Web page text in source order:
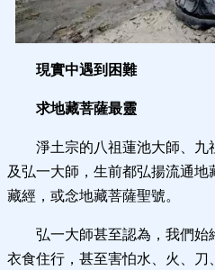
現實中遇到困難
求地藏菩薩最靈
淨土宗的八祖蓮池大師、九
及弘一大師，生前都弘揚流通
藏經，或念地藏菩薩聖號。
弘一大師甚至認為，我們
衣食住行，甚至害怕水、火、刀